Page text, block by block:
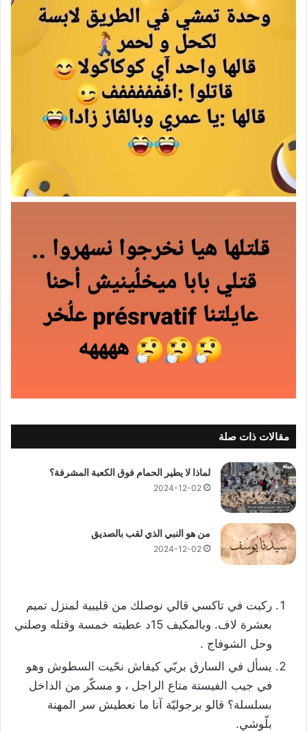
مقالات ذات صلة
لماذا لا يطير الحمام فوق الكعبة المشرفة؟
2024-12-02
من هو النبي الذي لقب بالصديق
2024-12-02
ركبت في تاكسي قالي نوصلك من قليبية لمنزل تميم
بعشرة لاف. وبالمكيف 15د عطيته خمسة وقتله وصلني
وحل الشوفاج .
يسأل في السارق بربّي كيفاش نحّيت السطوش وهو
في جيب الفيستة متاع الراجل ، و مسكّر من الداخل
بسلسلة؟ قالو برجوليّة آنا ما نعطيش سر المهنة
بلّوشي.